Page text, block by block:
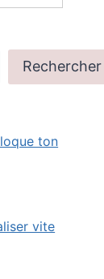
Rechercher
ton
vite